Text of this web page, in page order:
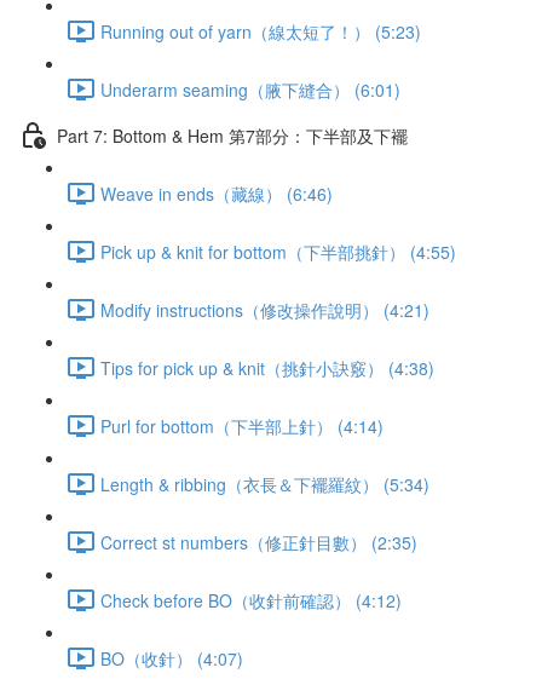
Running out of yarn（線太短了！） (5:23)
Underarm seaming（腋下縫合） (6:01)
Part 7: Bottom & Hem 第7部分：下半部及下襬
Weave in ends（藏線） (6:46)
Pick up & knit for bottom（下半部挑針） (4:55)
Modify instructions（修改操作說明） (4:21)
Tips for pick up & knit（挑針小訣竅） (4:38)
Purl for bottom（下半部上針） (4:14)
Length & ribbing（衣長＆下襬羅紋） (5:34)
Correct st numbers（修正針目數） (2:35)
Check before BO（收針前確認） (4:12)
BO（收針） (4:07)